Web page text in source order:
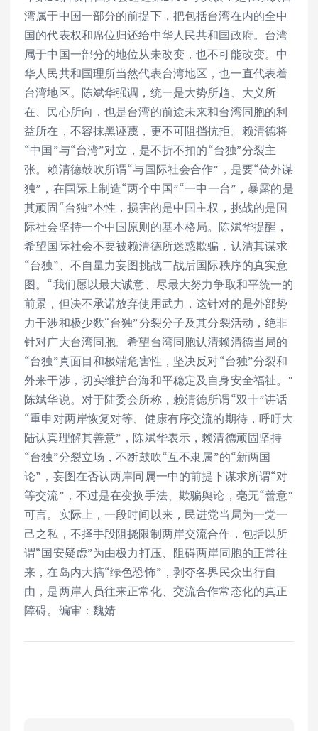
湾属于中国一部分的前提下，把包括台湾在内的全中
国的代表权和席位归还给中华人民共和国政府。台湾
属于中国一部分的地位从未改变，也不可能改变。中
华人民共和国理所当然代表台湾地区，也一直代表着
台湾地区。陈斌华强调，统一是大势所趋、大义所
在、民心所向，也是台湾的前途未来和台湾同胞的利
益所在，不容抹黑诬蔑，更不可阻挡抗拒。赖清德将
“中国”与“台湾”对立，是不折不扣的“台独”分裂主
张。赖清德鼓吹所谓“与国际社会合作”，是要“倚外谋
独”，在国际上制造“两个中国”“一中一台”，暴露的是
其顽固“台独”本性，损害的是中国主权，挑战的是国
际社会坚持一个中国原则的基本格局。陈斌华提醒，
希望国际社会不要被赖清德所迷惑欺骗，认清其谋求
“台独”、不自量力妄图挑战二战后国际秩序的真实意
图。“我们愿以最大诚意、尽最大努力争取和平统一的
前景，但决不承诺放弃使用武力，这针对的是外部势
力干涉和极少数“台独”分裂分子及其分裂活动，绝非
针对广大台湾同胞。希望台湾同胞认清赖清德当局的
“台独”真面目和极端危害性，坚决反对“台独”分裂和
外来干涉，切实维护台海和平稳定及自身安全福祉。”
陈斌华说。对于陆委会所称，赖清德所谓“双十”讲话
“重申对两岸恢复对等、健康有序交流的期待，呼吁大
陆认真理解其善意”，陈斌华表示，赖清德顽固坚持
“台独”分裂立场，不断鼓吹“互不隶属”的“新两国
论”，妄图在否认两岸同属一中的前提下谋求所谓“对
等交流”，不过是在变换手法、欺骗舆论，毫无“善意”
可言。实际上，一段时间以来，民进党当局为一党一
己之私，不择手段阻挠限制两岸交流合作，包括以所
谓“国安疑虑”为由极力打压、阻碍两岸同胞的正常往
来，在岛内大搞“绿色恐怖”，剥夺各界民众出行自
由，是两岸人员往来正常化、交流合作常态化的真正
障碍。编审：魏婧